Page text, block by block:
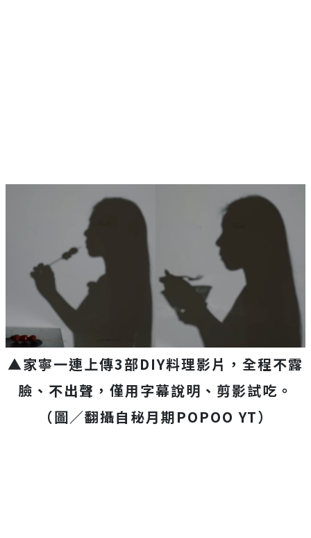
▲家寧一連上傳3部DIY料理影片，全程不露
臉、不出聲，僅用字幕說明、剪影試吃。
（圖／翻攝自秘月期POPOO YT）